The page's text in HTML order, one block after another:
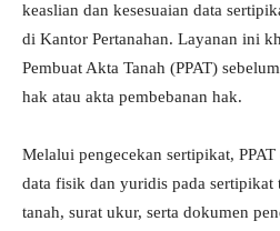
keaslian dan kesesuaian data
di Kantor Pertanahan. Layanan ini
Pembuat Akta Tanah (PPAT)
hak atau akta pembebanan hak.
Melalui pengecekan sertipikat,
data fisik dan yuridis pada sertipikat
tanah, surat ukur, serta dokumen